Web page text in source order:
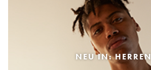
NEU IN: HERREN